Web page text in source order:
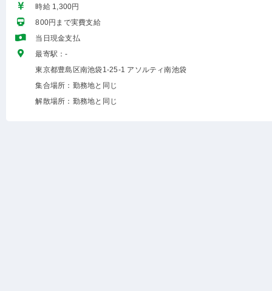
時給 1,300円
800円まで実費支給
当日現金支払
最寄駅：-
東京都豊島区南池袋1-25-1 アソルティ南池袋
集合場所：勤務地と同じ
解散場所：勤務地と同じ